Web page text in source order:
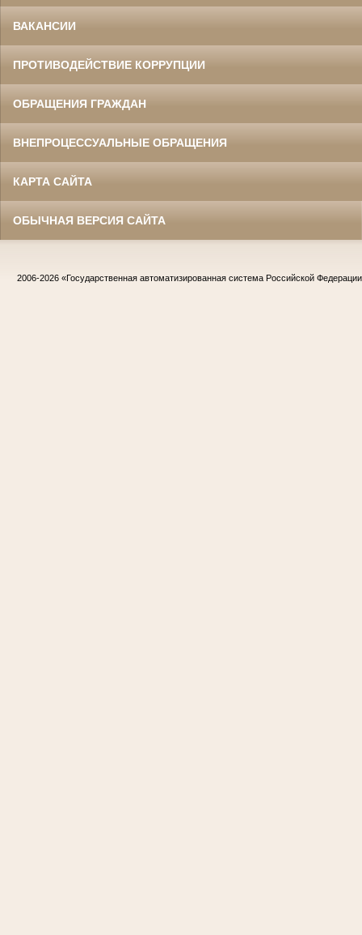
ВАКАНСИИ
ПРОТИВОДЕЙСТВИЕ КОРРУПЦИИ
ОБРАЩЕНИЯ ГРАЖДАН
ВНЕПРОЦЕССУАЛЬНЫЕ ОБРАЩЕНИЯ
КАРТА САЙТА
ОБЫЧНАЯ ВЕРСИЯ САЙТА
2006-2026 «Государственная автоматизированная система Российской